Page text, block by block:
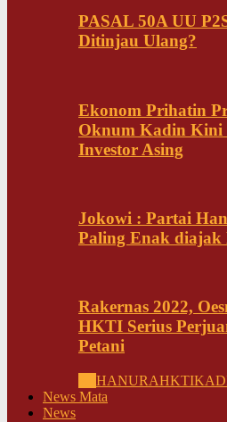
PASAL 50A UU
Ditinjau Ulang?
Ekonom Prihatin
Oknum Kadin
Investor Asing
Jokowi : Partai
Paling Enak diajak
Rakernas 2022,
HKTI Serius
Petani
HANURAHKTI
News Mata
News